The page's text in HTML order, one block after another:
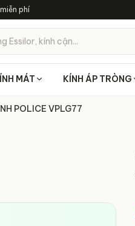
phí
Essilor, kính cận...
MÁT KÍNH ÁP TRÒNG
POLICE VPLG77